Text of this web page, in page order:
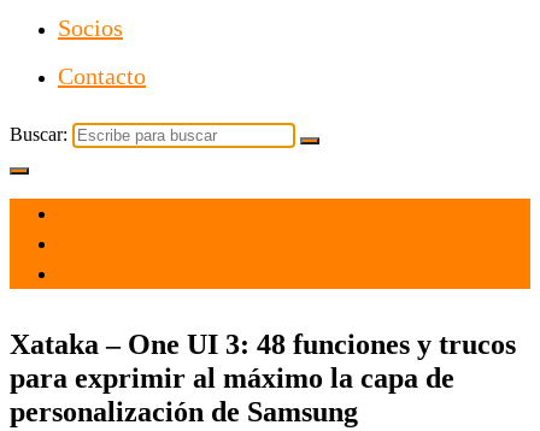
Socios
Contacto
Buscar:
Xataka – One UI 3: 48 funciones y trucos
para exprimir al máximo la capa de
personalización de Samsung